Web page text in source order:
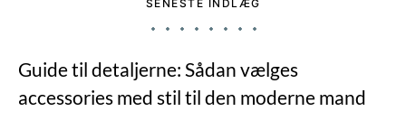
SENESTE INDLÆG
Guide til detaljerne: Sådan vælges
accessories med stil til den moderne mand